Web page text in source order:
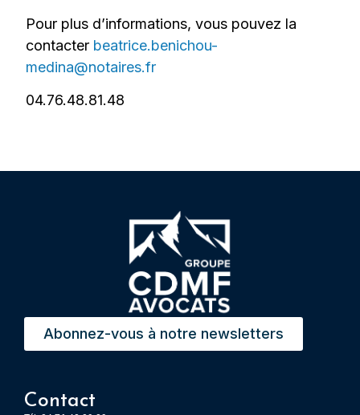
Pour plus d’informations, vous pouvez la
contacter beatrice.benichou-
medina@notaires.fr
04.76.48.81.48
Abonnez-vous à notre newsletters
Contact